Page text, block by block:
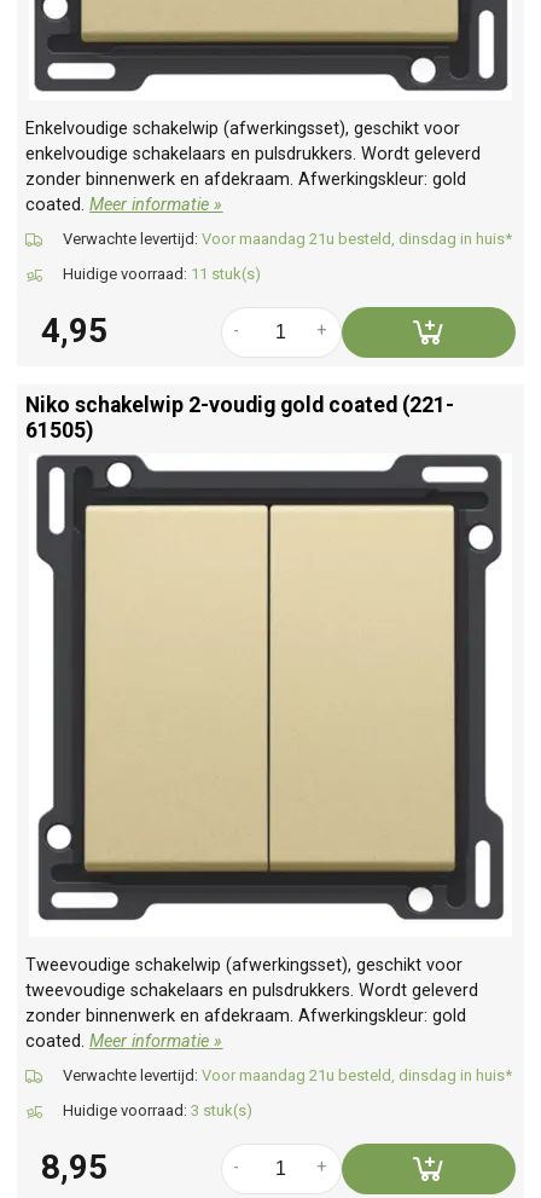
Enkelvoudige schakelwip (afwerkingsset), geschikt voor
enkelvoudige schakelaars en pulsdrukkers. Wordt geleverd
zonder binnenwerk en afdekraam. Afwerkingskleur: gold
coated.Meer informatie »
Verwachte levertijd: Voor maandag 21u besteld, dinsdag in huis*
Huidige voorraad: 11 stuk(s)
4,95 +
-
Niko schakelwip 2-voudig gold coated (221-
61505)
Tweevoudige schakelwip (afwerkingsset), geschikt voor
tweevoudige schakelaars en pulsdrukkers. Wordt geleverd
zonder binnenwerk en afdekraam. Afwerkingskleur: gold
coated.Meer informatie »
Verwachte levertijd: Voor maandag 21u besteld, dinsdag in huis*
Huidige voorraad: 3 stuk(s)
8,95 +
-